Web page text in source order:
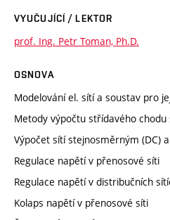
VYUČUJÍCÍ / LEKTOR
prof. Ing. Petr Toman, Ph.D.
OSNOVA
Modelování el. sítí a soustav pro
Metody výpočtu střídavého chodu
Výpočet sítí stejnosměrným (DC)
Regulace napětí v přenosové síti
Regulace napětí v distribučních
Kolaps napětí v přenosové síti